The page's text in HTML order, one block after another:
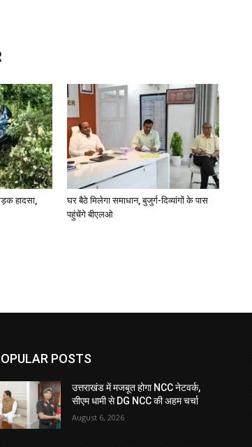
हादसा,
घर बैठे मिलेगा समाधान, बुजुर्ग-दिव्यांगों के पास
पहुंचेंगे बीएलओ
POSTS
उत्तराखंड में मजबूत होगा NCC नेटवर्क,
सीएम धामी से DG NCC की अहम चर्चा
August 6, 2026